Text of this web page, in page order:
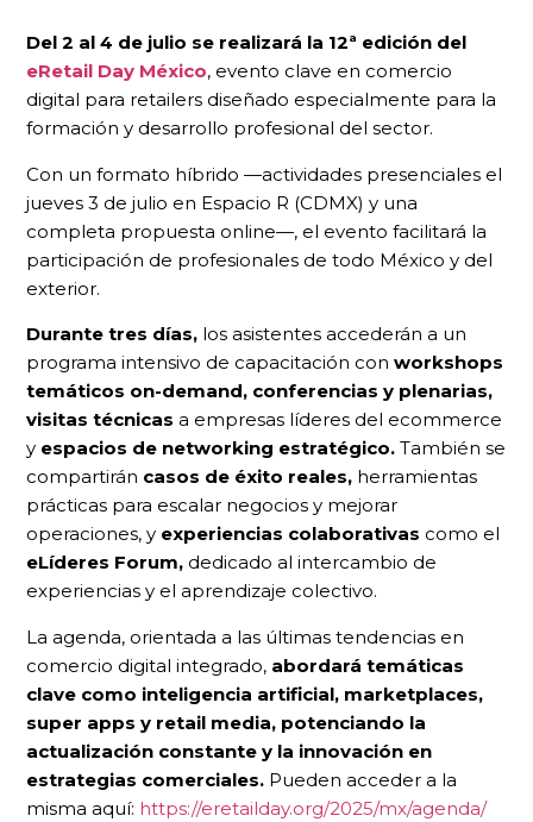
Del 2 al 4 de julio se realizará la 12ª edición del
eRetail Day México, evento clave en comercio
digital para retailers diseñado especialmente para la
formación y desarrollo profesional del sector.
Con un formato híbrido —actividades presenciales el
jueves 3 de julio en Espacio R (CDMX) y una
completa propuesta online—, el evento facilitará la
participación de profesionales de todo México y del
exterior.
Durante tres días, los asistentes accederán a un
programa intensivo de capacitación con workshops
temáticos on-demand, conferencias y plenarias,
visitas técnicas a empresas líderes del ecommerce
y espacios de networking estratégico. También se
compartirán casos de éxito reales, herramientas
prácticas para escalar negocios y mejorar
operaciones, y experiencias colaborativas como el
eLíderes Forum, dedicado al intercambio de
experiencias y el aprendizaje colectivo.
La agenda, orientada a las últimas tendencias en
comercio digital integrado, abordará temáticas
clave como inteligencia artificial, marketplaces,
super apps y retail media, potenciando la
actualización constante y la innovación en
estrategias comerciales. Pueden acceder a la
misma aquí: https://eretailday.org/2025/mx/agenda/